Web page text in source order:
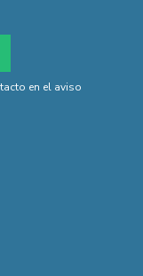
en el aviso